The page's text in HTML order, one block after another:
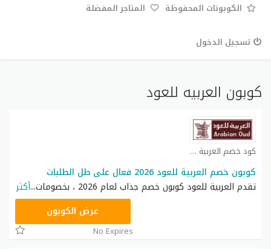
الكوبونات المحفوظة المتاجر المفضلة
تسجيل الدخول
كوبون العربيه للعود
كود خصم العربية للعود كوبون
كوبون خصم العربية للعود 2026 فعال على طل الطلبات
تقدم العربية للعود كوبون خصم جذاب لعام 2026 ، بخصومات
...أكثر
HOME10عرض الكوبون
No Expires